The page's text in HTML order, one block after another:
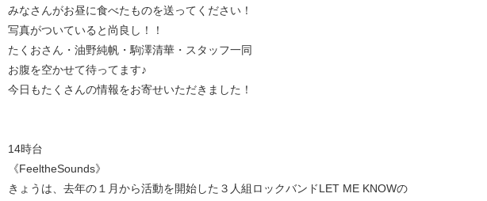
みなさんがお昼に食べたものを送ってください！
写真がついていると尚良し！！
たくおさん・油野純帆・駒澤清華・スタッフ一同
お腹を空かせて待ってます♪
今日もたくさんの情報をお寄せいただきました！
14時台
《FeeltheSounds》
きょうは、去年の１月から活動を開始した３人組ロックバンドLET ME KNOWの